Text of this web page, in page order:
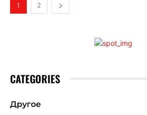
1 2
CATEGORIES
Другое